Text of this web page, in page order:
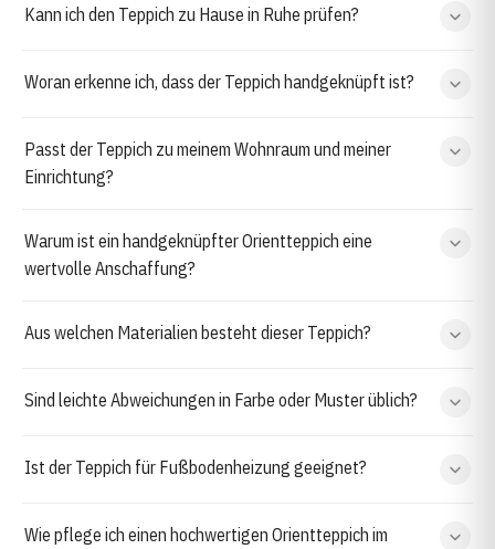
Kann ich den Teppich zu Hause in Ruhe prüfen?
Woran erkenne ich, dass der Teppich handgeknüpft ist?
Passt der Teppich zu meinem Wohnraum und meiner
Einrichtung?
Warum ist ein handgeknüpfter Orientteppich eine
wertvolle Anschaffung?
Aus welchen Materialien besteht dieser Teppich?
Sind leichte Abweichungen in Farbe oder Muster üblich?
Ist der Teppich für Fußbodenheizung geeignet?
Wie pflege ich einen hochwertigen Orientteppich im